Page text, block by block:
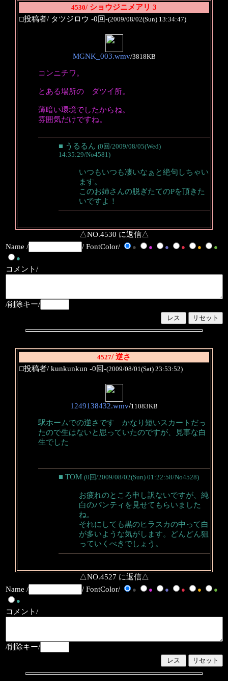
4530/ ショウジニメアリ 3
□投稿者/ タツジロウ -0回-(2009/08/02(Sun) 13:34:47)
MGNK_003.wmv/3818KB
コンニチワ。
とある場所の ダツイ所。
薄暗い環境でしたからね。
雰囲気だけですね。
■ うるるん (0回/2009/08/05(Wed)
14:35:29/No4581)
いつもいつも凄いなぁと絶句しちゃい
ます。
このお姉さんの脱ぎたてのPを頂きた
いですよ！
△NO.4530 に返信△
Name /
/ FontColor/ ● ● ● ● ●
●
●
コメント/
/削除キー/
4527/ 逆さ
□投稿者/ kunkunkun -0回-(2009/08/01(Sat) 23:53:52)
1249138432.wmv/11083KB
駅ホームでの逆さです かなり短いスカートだっ
たので生はないと思っていたのですが、見事な白
生でした
■ TOM (0回/2009/08/02(Sun) 01:22:58/No4528)
お疲れのところ申し訳ないですが、純
白のパンティを見せてもらいました
ね。
それにしても黒のヒラスカの中って白
が多いような気がします。どんどん狙
っていくべきでしょう。
△NO.4527 に返信△
Name /
/ FontColor/ ● ● ● ● ●
●
●
コメント/
/削除キー/